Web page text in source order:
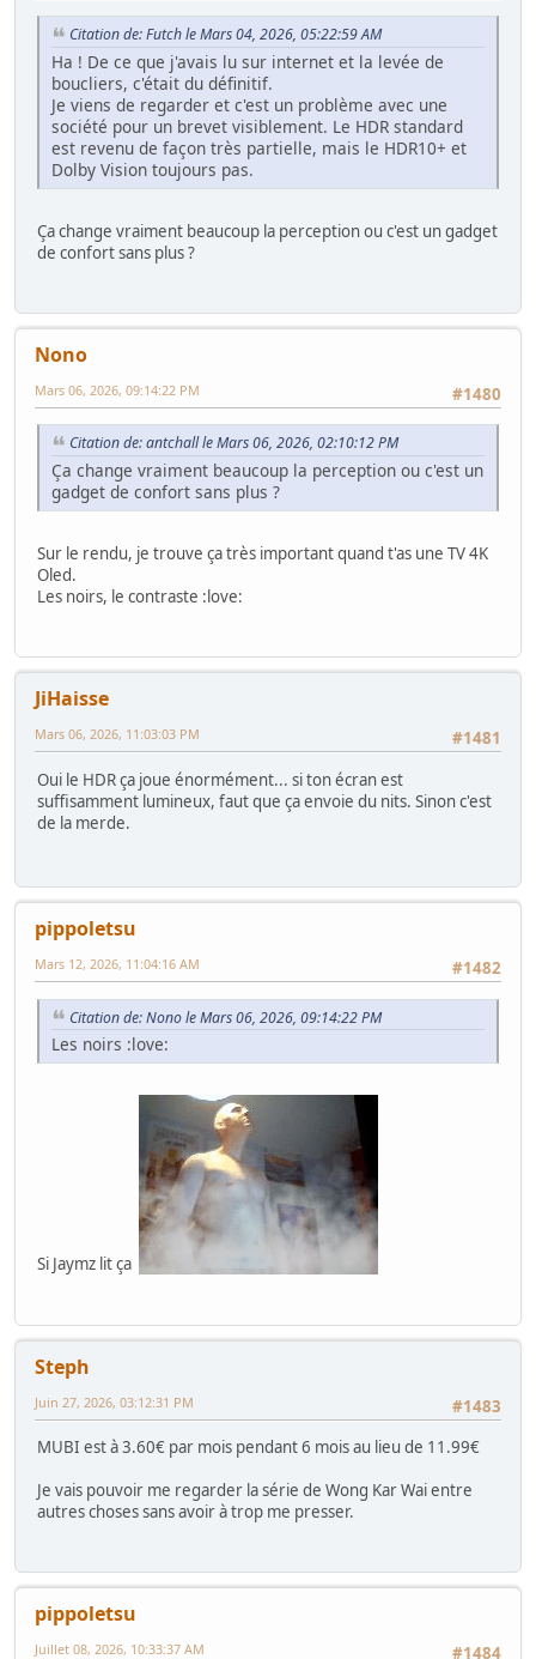
Citation de: Futch le Mars 04, 2026, 05:22:59 AM
Ha ! De ce que j'avais lu sur internet et la levée de
boucliers, c'était du définitif.
Je viens de regarder et c'est un problème avec une
société pour un brevet visiblement. Le HDR standard
est revenu de façon très partielle, mais le HDR10+ et
Dolby Vision toujours pas.
Ça change vraiment beaucoup la perception ou c'est un gadget
de confort sans plus ?
Nono
#1480
Mars 06, 2026, 09:14:22 PM
Citation de: antchall le Mars 06, 2026, 02:10:12 PM
Ça change vraiment beaucoup la perception ou c'est un
gadget de confort sans plus ?
Sur le rendu, je trouve ça très important quand t'as une TV 4K
Oled.
Les noirs, le contraste :love:
JiHaisse
#1481
Mars 06, 2026, 11:03:03 PM
Oui le HDR ça joue énormément... si ton écran est
suffisamment lumineux, faut que ça envoie du nits. Sinon c'est
de la merde.
pippoletsu
#1482
Mars 12, 2026, 11:04:16 AM
Citation de: Nono le Mars 06, 2026, 09:14:22 PM
Les noirs :love:
Si Jaymz lit ça
Steph
#1483
Juin 27, 2026, 03:12:31 PM
MUBI est à 3.60€ par mois pendant 6 mois au lieu de 11.99€
Je vais pouvoir me regarder la série de Wong Kar Wai entre
autres choses sans avoir à trop me presser.
pippoletsu
#1484
Juillet 08, 2026, 10:33:37 AM